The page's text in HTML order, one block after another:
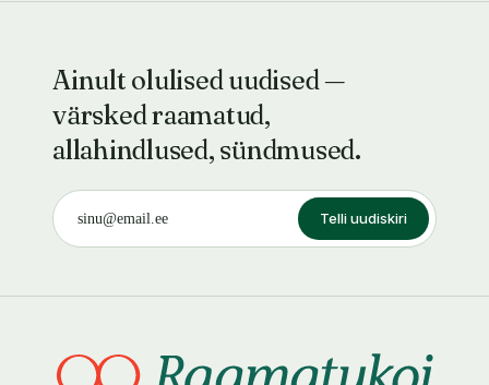
Ainult olulised uudised —
värsked raamatud,
allahindlused, sündmused.
Telli uudiskiri